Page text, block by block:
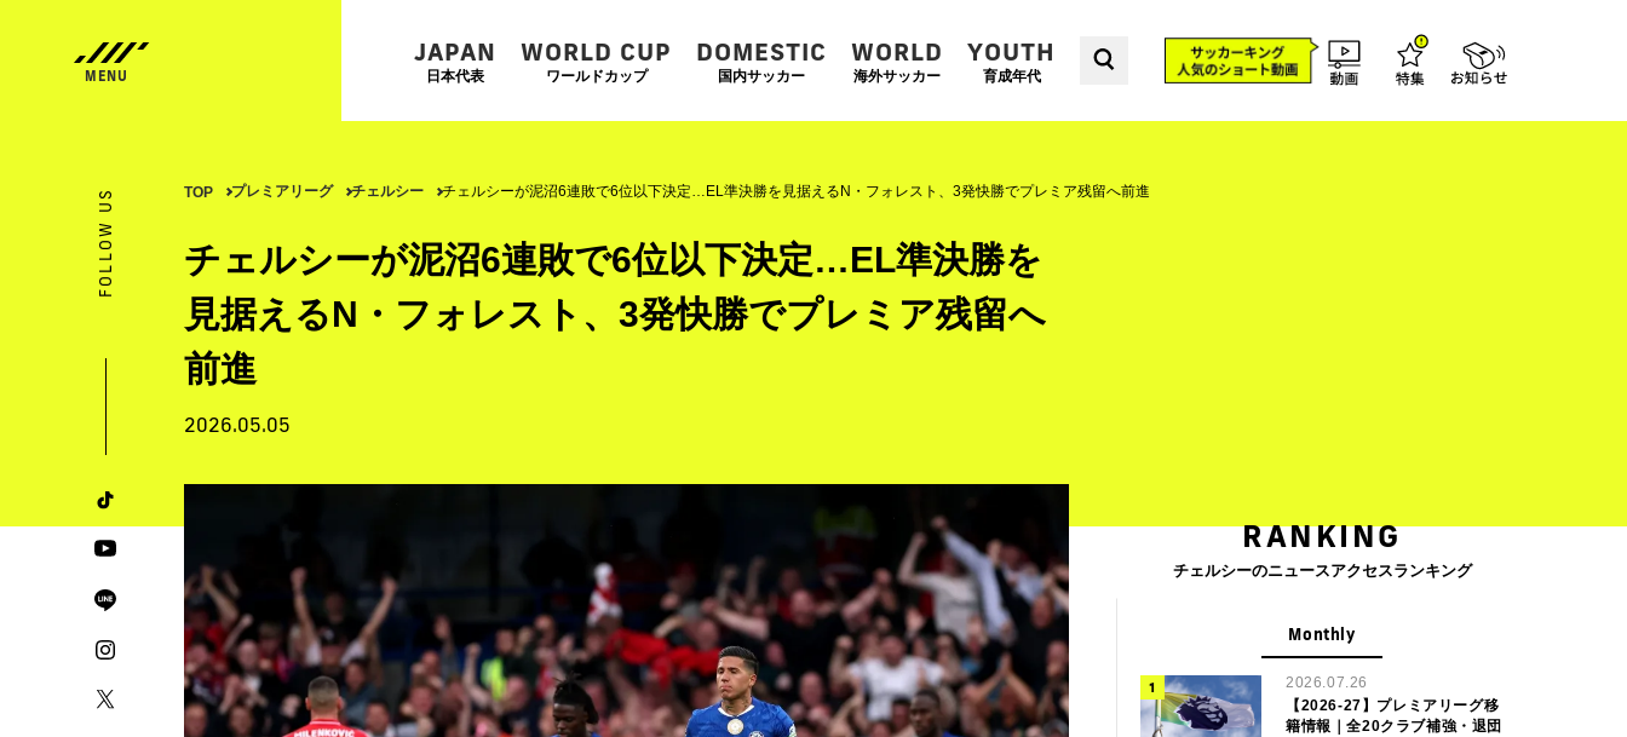
JAPAN
日本代表
WORLD CUP
ワールドカップ
DOMESTIC
国内サッカー
WORLD
海外サッカー
YOUTH
育成年代
FOLLOW US TOP プレミアリーグ チェルシー チェルシーが泥沼6連敗で6位以下決定…EL準決勝を見据えるN・フォレスト、3発快勝でプレミア残留へ前進
チェルシーが泥沼6連敗で6位以下決定…EL準決勝を
見据えるN・フォレスト、3発快勝でプレミア残留へ
前進
2026.05.05
RANKING
チェルシーのニュースアクセスランキング
Monthly
2026.07.26
【2026-27】プレミアリーグ移
籍情報｜全20クラブ補強・退団